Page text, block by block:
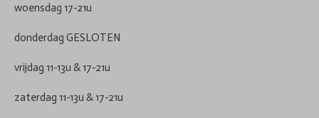
woensdag 17-21u
donderdag GESLOTEN
vrijdag 11-13u & 17-21u
zaterdag 11-13u & 17-21u